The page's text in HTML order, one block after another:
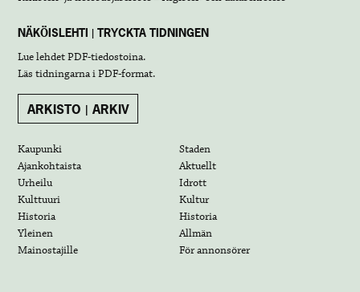
NÄKÖISLEHTI | TRYCKTA TIDNINGEN
Lue lehdetPDF-tiedostoina.
Läs tidningarna iPDF-format.
ARKISTO | ARKIV
Kaupunki
Staden
Ajankohtaista
Aktuellt
Urheilu
Idrott
Kulttuuri
Kultur
Historia
Historia
Yleinen
Allmän
Mainostajille
För annonsörer